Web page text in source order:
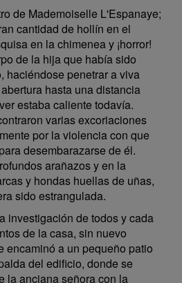
de Mademoiselle L'Espanaye;
cantidad de hollín en el
en la chimenea y ¡horror!
de la hija que había sido
haciéndose penetrar a viva
hasta una distancia
estaba caliente todavía.
varias excoriaciones
por la violencia con que
desembarazarse de él.
arañazos y en la
y hondas huellas de uñas,
sido estrangulada.
investigación de todos y cada
de la casa, sin nuevo
encaminó a un pequeño patio
del edificio, donde se
la anciana señora con la